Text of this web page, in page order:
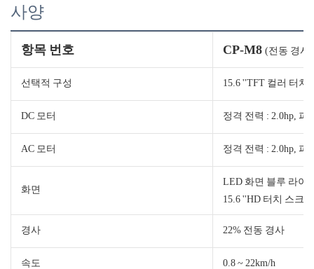
사양
항목 번호 CP-M8 (전동 경사
선택적 구성 15.6 ''TFT 컬러 터치
DC 모터 정격 전력 : 2.0hp, 피
AC 모터 정격 전력 : 2.0hp, 피
화면
LED 화면 블루 라이
15.6 ''HD 터치 스크
경사 22% 전동 경사
속도 0.8 ~ 22km/h